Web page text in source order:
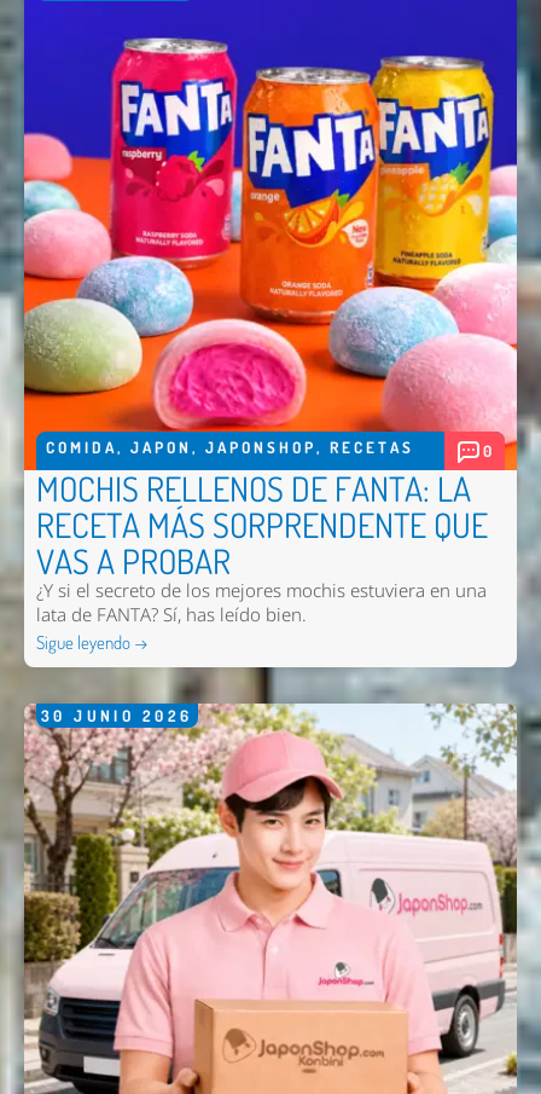
COMIDA, JAPON , JAPONSHOP, RECETAS 0
MOCHIS RELLENOS DE FANTA: LA
RECETA MÁS SORPRENDENTE QUE
VAS A PROBAR
¿Y si el secreto de los mejores mochis estuviera en una
lata de FANTA? Sí, has leído bien.
Sigue leyendo →
30 JUNIO 2026